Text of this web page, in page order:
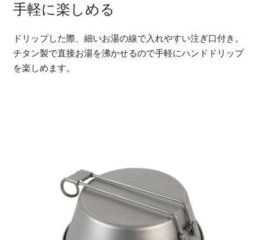
手軽に楽しめる
ドリップした際、細いお湯の線で入れやすい注ぎ口付き。
チタン製で直接お湯を沸かせるので手軽にハンドドリップ
を楽しめます。